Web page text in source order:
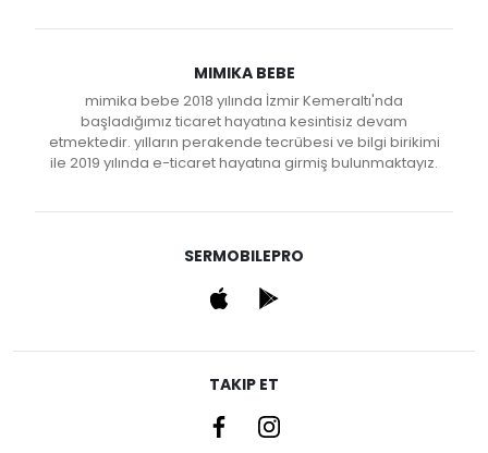
MIMIKA BEBE
mimika bebe 2018 yılında İzmir Kemeraltı'nda
başladığımız ticaret hayatına kesintisiz devam
etmektedir. yılların perakende tecrübesi ve bilgi birikimi
ile 2019 yılında e-ticaret hayatına girmiş bulunmaktayız.
SERMOBILEPRO
TAKIP ET